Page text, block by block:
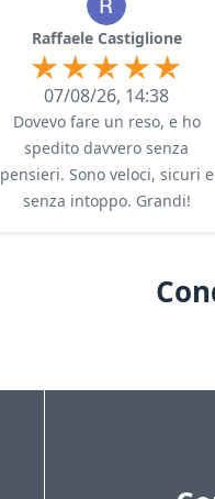
Raffaele Castiglione
07/08/26, 14:38
Dovevo fare un reso, e ho
spedito davvero senza
pensieri. Sono veloci, sicuri e
senza intoppo. Grandi!